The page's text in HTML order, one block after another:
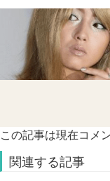
この記事は現在コメ
関連する記事